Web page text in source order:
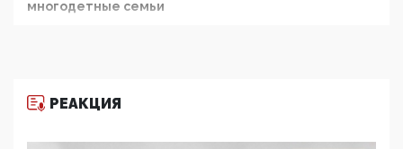
многодетные семьи
11:53, 09 Июня 2026
деятельность ИИТО ЮНЕСКО в России, но
РЕАКЦИЯ